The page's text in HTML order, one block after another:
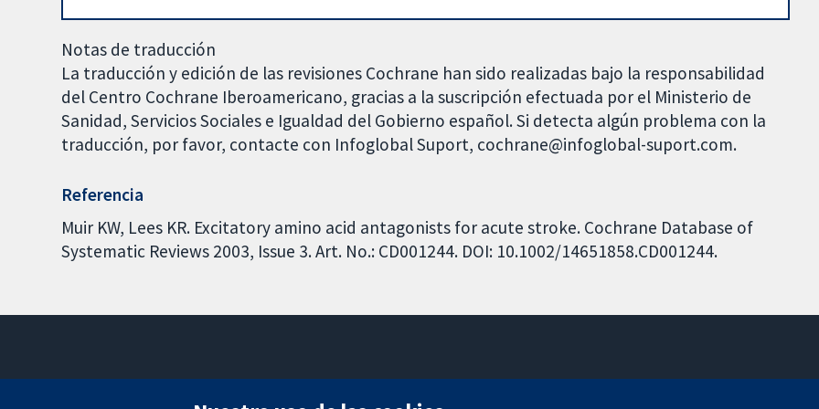
Notas de traducción
La traducción y edición de las revisiones Cochrane han sido realizadas bajo la responsabilidad
del Centro Cochrane Iberoamericano, gracias a la suscripción efectuada por el Ministerio de
Sanidad, Servicios Sociales e Igualdad del Gobierno español. Si detecta algún problema con la
traducción, por favor, contacte con Infoglobal Suport, cochrane@infoglobal-suport.com.
Referencia
Muir KW, Lees KR. Excitatory amino acid antagonists for acute stroke. Cochrane Database of
Systematic Reviews 2003, Issue 3. Art. No.: CD001244. DOI: 10.1002/14651858.CD001244.